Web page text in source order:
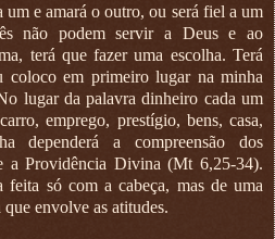
um e amará o outro, ou será fiel a um
não podem servir a Deus e ao
terá que fazer uma escolha. Terá
coloco em primeiro lugar na minha
lugar da palavra dinheiro cada um
emprego, prestígio, bens, casa,
dependerá a compreensão dos
a Providência Divina (Mt 6,25-34).
feita só com a cabeça, mas de uma
envolve as atitudes.